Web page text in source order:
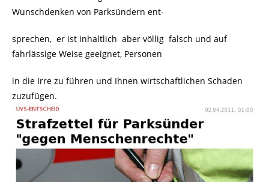
Wunschdenken von Parksündern ent-
sprechen, er ist inhaltlich aber völlig falsch und auf
fahrlässige Weise geeignet, Personen
in die Irre zu führen und Ihnen wirtschaftlichen Schaden
zuzufügen.